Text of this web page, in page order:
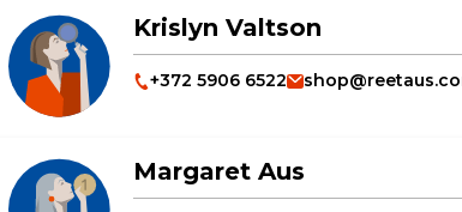
Krislyn Valtson
+372 5906 6522
Margaret Aus